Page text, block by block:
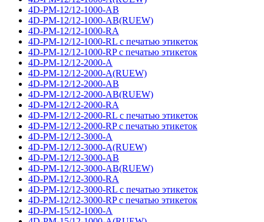
4D-PM-12/12-1000-AB
4D-PM-12/12-1000-AB(RUEW)
4D-PM-12/12-1000-RA
4D-PM-12/12-1000-RL с печатью этикеток
4D-PM-12/12-1000-RP с печатью этикеток
4D-PM-12/12-2000-A
4D-PM-12/12-2000-A(RUEW)
4D-PM-12/12-2000-AB
4D-PM-12/12-2000-AB(RUEW)
4D-PM-12/12-2000-RA
4D-PM-12/12-2000-RL с печатью этикеток
4D-PM-12/12-2000-RP с печатью этикеток
4D-PM-12/12-3000-A
4D-PM-12/12-3000-A(RUEW)
4D-PM-12/12-3000-AB
4D-PM-12/12-3000-AB(RUEW)
4D-PM-12/12-3000-RA
4D-PM-12/12-3000-RL с печатью этикеток
4D-PM-12/12-3000-RP с печатью этикеток
4D-PM-15/12-1000-A